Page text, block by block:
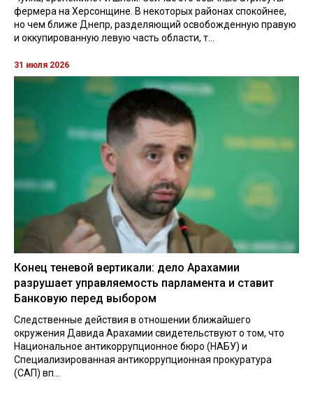
фермера на Херсонщине. В некоторых районах спокойнее,
но чем ближе Днепр, разделяющий освобожденную правую
и оккупированную левую часть области, т...
31 июля 2026
Конец теневой вертикали: дело Арахамии
разрушает управляемость парламента и ставит
Банковую перед выбором
Следственные действия в отношении ближайшего
окружения Давида Арахамии свидетельствуют о том, что
Национальное антикоррупционное бюро (НАБУ) и
Специализированная антикоррупционная прокуратура
(САП) вп...